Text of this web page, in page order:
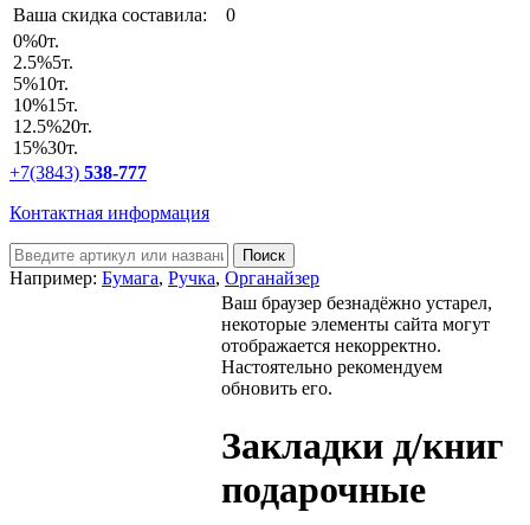
Ваша скидка составила:
0
0%0т.
2.5%5т.
5%10т.
10%15т.
12.5%20т.
15%30т.
+7(3843) 538-777
Контактная информация
Например: Бумага, Ручка, Органайзер
Ваш браузер безнадёжно устарел,
некоторые элементы сайта могут
отображается некорректно.
Настоятельно рекомендуем
обновить его.
Закладки д/книг
подарочные